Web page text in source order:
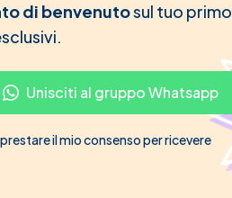
di benvenutosul tuo primo
Unisciti al gruppo Whatsapp
il mio consenso per ricevere